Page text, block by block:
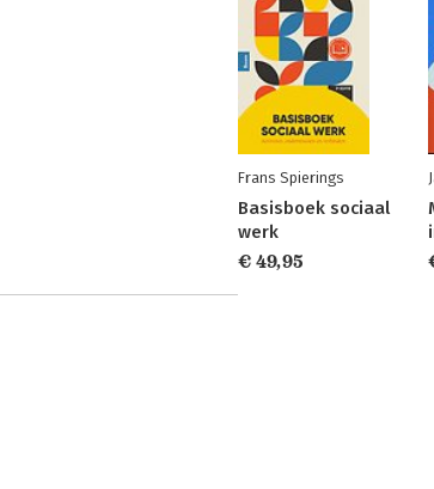
Frans Spierings
Basisboek sociaal
werk
€ 49,95